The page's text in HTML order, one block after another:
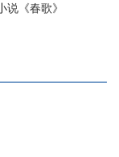
《春歌》